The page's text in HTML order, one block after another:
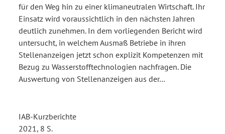
für den Weg hin zu einer klimaneutralen Wirtschaft. Ihr
Einsatz wird voraussichtlich in den nächsten Jahren
deutlich zunehmen. In dem vorliegenden Bericht wird
untersucht, in welchem Ausmaß Betriebe in ihren
Stellenanzeigen jetzt schon explizit Kompetenzen mit
Bezug zu Wasserstofftechnologien nachfragen. Die
Auswertung von Stellenanzeigen aus der…
IAB-Kurzberichte
2021, 8 S.